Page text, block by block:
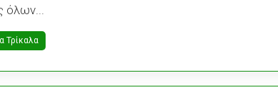
όλων...
Τρίκαλα